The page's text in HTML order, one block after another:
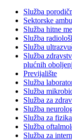
Služba
Sektorske
Služba hitne
Služba
Služba
Služba
plućnih
Previjalište
Služba
Služba
Služba za
Služba
Služba za
Služba
Služba za